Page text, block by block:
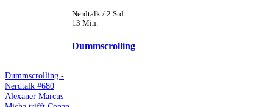
Nerdtalk / 2 Std.
13 Min.
Dummscrolling
Dummscrolling -
Nerdtalk #680
Alexaner Marcus